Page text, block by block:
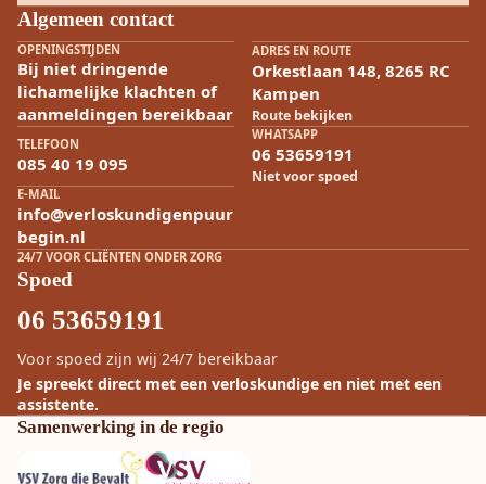
Algemeen contact
OPENINGSTIJDEN
Bij niet dringende
lichamelijke klachten of
aanmeldingen bereikbaar
ADRES EN ROUTE
Orkestlaan 148, 8265 RC
Kampen
Route bekijken
TELEFOON
085 40 19 095
WHATSAPP
06 53659191
Niet voor spoed
E-MAIL
info@verloskundigenpuur
begin.nl
24/7 VOOR CLIËNTEN ONDER ZORG
Spoed
06 53659191
Voor spoed zijn wij 24/7 bereikbaar
Je spreekt direct met een verloskundige en niet met een
assistente.
Samenwerking in de regio